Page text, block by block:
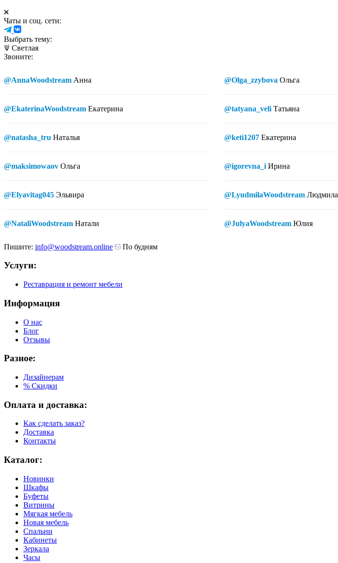
Чаты и соц. сети:
Выбрать тему:
Светлая
Звоните:
@AnnaWoodstream Анна
@EkaterinaWoodstream Екатерина
@natasha_tru Наталья
@maksimowaov Ольга
@Elyavitag045 Эльвира
@NataliWoodstream Натали
@Olga_zzybova Ольга
@tatyana_veli Татьяна
@keti1207 Екатерина
@igorevna_i Ирина
@LyudmilaWoodstream Людмила
@JulyaWoodstream Юлия
Пишите: info@woodstream.online По будням
Услуги:
Реставрация и ремонт мебели
Информация
О нас
Блог
Отзывы
Разное:
Дизайнерам
% Скидки
Оплата и доставка:
Как сделать заказ?
Доставка
Контакты
Каталог:
Новинки
Шкафы
Буфеты
Витрины
Мягкая мебель
Новая мебель
Спальни
Кабинеты
Зеркала
Часы